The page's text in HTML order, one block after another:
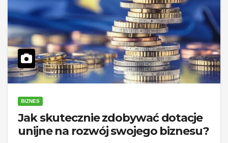
BIZNES
Jak skutecznie zdobywać dotacje
unijne na rozwój swojego biznesu?